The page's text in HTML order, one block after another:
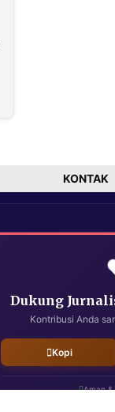
KONTAK
Dukung
Kontribusi Anda
Kopi
Aman &